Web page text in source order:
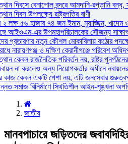
দিবসে বেনাপোল বন্দরে আমদানি-রপ্তানি বন্ধ,
দিবস উপলক্ষ্যে রাষ্ট্রপতির বাণী
লক্ষ ৫৬ হাজার ৭৪ জন ইমাম, মুয়াজ্জিন, খাদেম
সঙ্গে আইওএম-এর উপমহাপরিচালকের সৌজন্য সাক্ষাৎ
প্রতারণার নতুন কৌশল মোকাবিলায় কঠোর
নারায়ণগঞ্জ ও দক্ষিণ কেরানীগঞ্জে পরিবেশ
কেবল রাজনৈতিক পরিবর্তন নয়, রাষ্ট্র
না করলেও অন্য নিয়োগকর্তার অধীনে নবায়নের
কাজ কেবল একটি পেশা নয়, এটি জনসেবার
সমাজ বিনির্মাণে স্থিতিশীল আইন-শৃঙ্খলা
জাতীয়
মানবপাচারে জড়িতদের